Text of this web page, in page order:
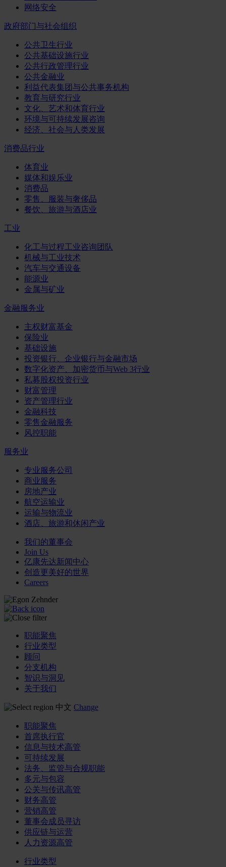
网络安全
政府部门与社会组织
公共卫生行业
公共基础设施行业
公共行政管理行业
公共金融业
利益代表集团与公共事务机构
教育与研究行业
文化、艺术和体育行业
环境与可持续发展咨询
经济、社会与人类发展
消费品行业
体育业
媒体和娱乐业
消费品
零售、服装与奢侈品
餐饮、旅游与酒店业
工业
化工与过程工业咨询团队
机械与工业技术
汽车与交通设备
能源业
金属与矿业
金融服务业
主权财富基金
保险业
基础设施
投资银行、企业银行与金融市场
数字化资产、加密货币与Web 3行业
私募股权投资行业
财富管理
资产管理行业
金融科技
零售金融服务
风控职能
服务业
专业服务公司
商业服务
房地产业
航空运输业
运输与物流业
酒店、旅游和休闲产业
我们的董事会
Join Us
亿康先达新闻中心
创造更美好的世界
Careers
职能聚焦
行业类型
顾问
分支机构
智识与洞见
关于我们
中文 Change
职能聚焦
首席执行官
信息与技术高管
可持续发展
法务、监管与合规职能
多元与包容
公关与传讯高管
财务高管
营销高管
董事会成员寻访
供应链与运营
人力资源高管
行业类型